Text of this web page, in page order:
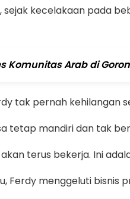
sejak kecelakaan pada
Komunitas Arab di
tak pernah kehilangan
tetap mandiri dan tak
terus bekerja. Ini
Ferdy menggeluti bisnis